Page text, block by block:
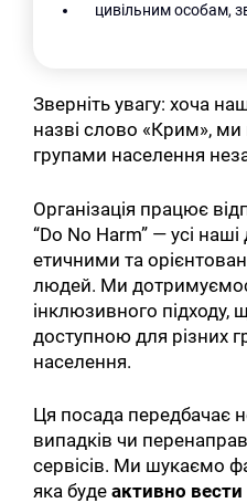
цивільним особам,
Зверніть увагу: хоча
назві слово «Крим»,
групами населення
Організація працює
“Do No Harm” — усі
етичними та
людей. Ми
інклюзивного підходу,
доступною для різних
населення.
Ця посада передбачає
випадків чи
сервісів. Ми шукаємо
яка будеактивно вести